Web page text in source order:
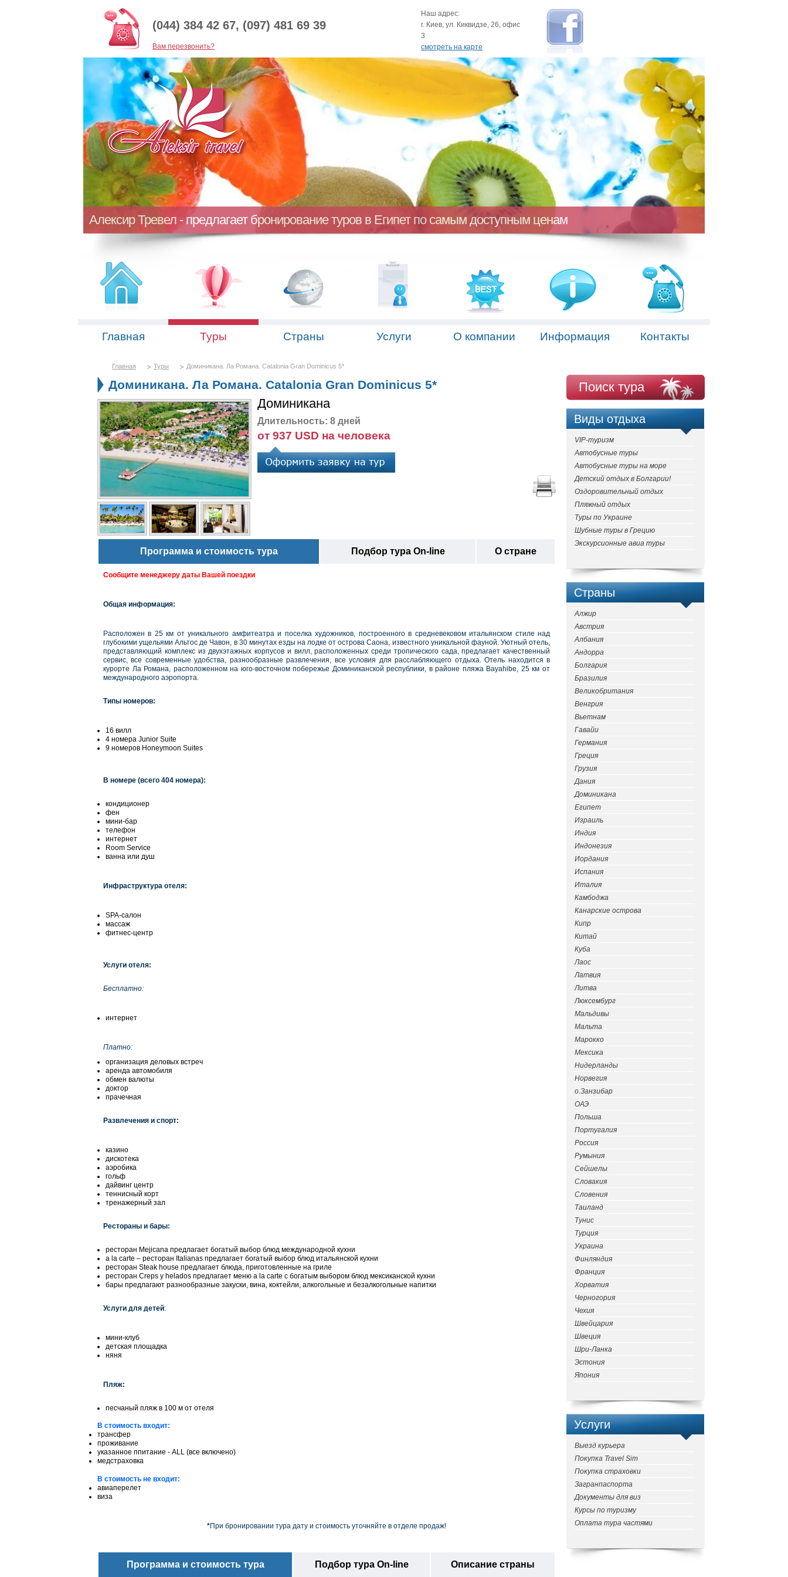
(044) 384 42 67, (097) 481 69 39
Baм перезвонить?
Наш адрес:
г. Киев, ул. Киквидзе, 26, офис
3
смотреть на карте
Алексир Тревел - предлагает бронирование туров в Египет по самым доступным ценам
Главная Туры Страны Услуги О компании Информация Контакты
Главная Туры Доминикана. Ла Романа. Catalonia Gran Dominicus 5*
Доминикана. Ла Романа. Catalonia Gran Dominicus 5*
Доминикана
Длительность: 8 дней
от 937 USD на человека
Программа и стоимость тура Подбор тура On-line О стране
Сообщите менеджеру даты Вашей поездки
Общая информация:
Расположен в 25 км от уникального амфитеатра и поселка художников, построенного в средневековом итальянском стиле над
глубокими ущельями Альтос де Чавон, в 30 минутах езды на лодке от острова Саона, известного уникальной фауной. Уютный отель,
представляющий комплекс из двухэтажных корпусов и вилл, расположенных среди тропического сада, предлагает качественный
сервис, все современные удобства, разнообразные развлечения, все условия для расслабляющего отдыха.Отель находится в
курорте Ла Романа, расположенном на юго-восточном побережье Доминиканской республики, в районе пляжа Bayahibe, 25 км от
международного аэропорта.
Типы номеров:
16 вилл
4 номера Junior Suite
9 номеров Honeymoon Suites
В номере (всего 404 номера):
кондиционер
фен
мини-бар
телефон
интернет
Room Service
ванна или душ
Инфраструктура отеля:
SPA-салон
массаж
фитнес-центр
Услуги отеля:
Бесплатно:
интернет
Платно:
организация деловых встреч
аренда автомобиля
обмен валюты
доктор
прачечная
Развлечения и спорт:
казино
дискотека
аэробика
гольф
дайвинг центр
теннисный корт
тренажерный зал
Рестораны и бары:
ресторан Мejicana предлагает богатый выбор блюд международной кухни
a la carte – ресторан Italianas предлагает богатый выбор блюд итальянской кухни
ресторан Steak house предлагает блюда, приготовленные на гриле
ресторан Creps y helados предлагает меню a la carte с богатым выбором блюд мексиканской кухни
бары предлагают разнообразные закуски, вина, коктейли, алкогольные и безалкогольные напитки
Услуги для детей:
мини-клуб
детская площадка
няня
Пляж:
песчаный пляж в 100 м от отеля
В стоимость входит:
трансфер
проживание
указанное ппитание - ALL (все включено)
медстраховка
В стоимость не входит:
авиаперелет
виза
*При бронировании тура дату и стоимость уточняйте в отделе продаж!
Программа и стоимость тура Подбор тура On-line Описание страны
Поиск тура
Виды отдыха
VIP-туризм
Автобусные туры
Автобусные туры на море
Детский отдых в Болгарии!
Оздоровительный отдых
Пляжный отдых
Туры по Украине
Шубные туры в Грецию
Экскурсионные авиа туры
Страны
Алжир
Австрия
Албания
Андорра
Болгария
Бразилия
Великобритания
Венгрия
Вьетнам
Гавайи
Германия
Греция
Грузия
Дания
Доминикана
Египет
Израиль
Индия
Индонезия
Иордания
Испания
Италия
Камбоджа
Канарские острова
Кипр
Китай
Куба
Лаос
Латвия
Литва
Люксембург
Мальдивы
Мальта
Марокко
Мексика
Нидерланды
Норвегия
о.Занзибар
ОАЭ
Польша
Португалия
Россия
Румыния
Сейшелы
Словакия
Словения
Таиланд
Тунис
Турция
Украина
Финляндия
Франция
Хорватия
Черногория
Чехия
Швейцария
Швеция
Шри-Ланка
Эстония
Япония
Услуги
Выезд курьера
Покупка Travel Sim
Покупка страховки
Загранпаспорта
Документы для виз
Курсы по туризму
Оплата тура частями